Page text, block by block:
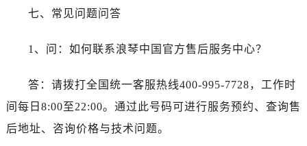
七、常见问题问答
1、问：如何联系浪琴中国官方售后服务中心？
答：请拨打全国统一客服热线400-995-7728，工作时
间每日8:00至22:00。通过此号码可进行服务预约、查询售
后地址、咨询价格与技术问题。